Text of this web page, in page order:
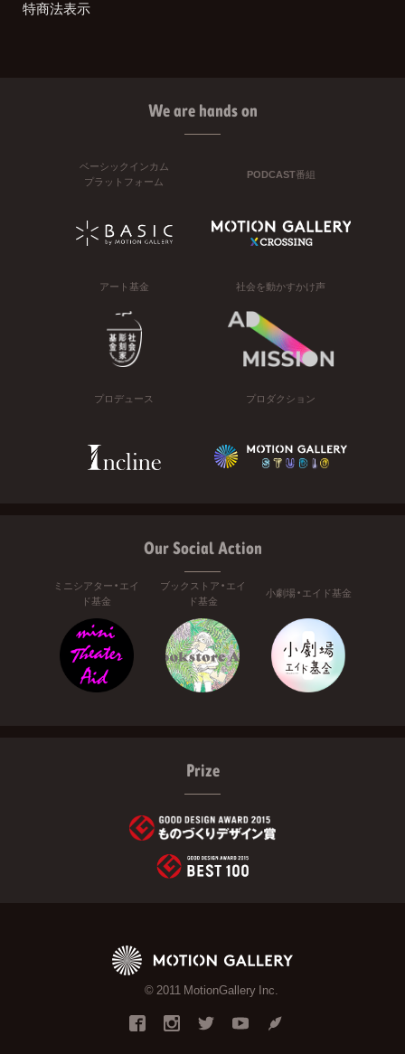
特商法表示
We are hands on
ベーシックインカム
プラットフォーム
PODCAST番組
アート基金 社会を動かすかけ声
プロデュース プロダクション
Our Social Action
ミニシアター・エイ
ド基金
ブックストア・エイ
ド基金
小劇場・エイド基金
Prize
© 2011 MotionGallery Inc.